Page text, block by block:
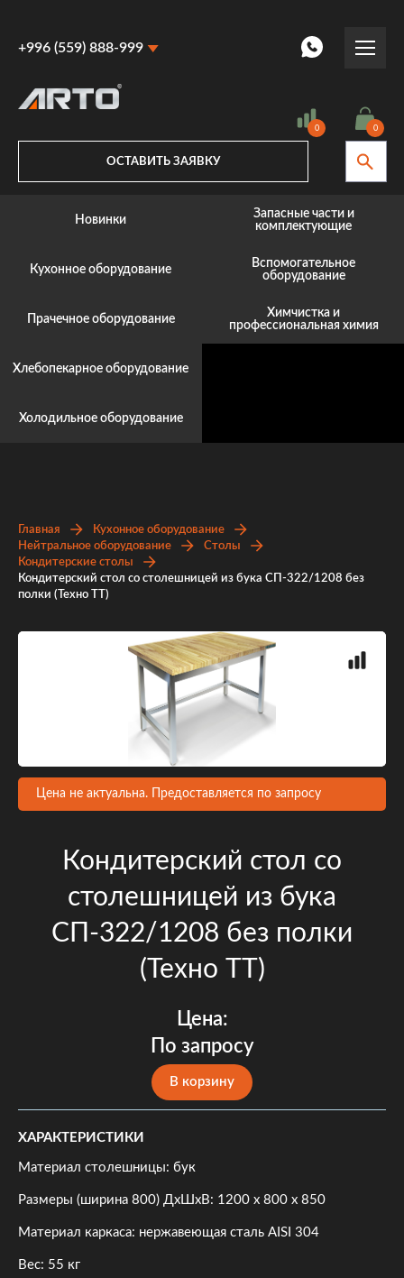
+996 (559) 888-999
+996 (559) 888-999
0 0
ОСТАВИТЬ ЗАЯВКУ
Новинки
Кухонное оборудование
Прачечное оборудование
Хлебопекарное оборудование
Холодильное оборудование
Запасные части и
комплектующие
Вспомогательное
оборудование
Химчистка и
профессиональная химия
Главная
Кухонное оборудование
Нейтральное оборудование
Столы
Кондитерские столы
Кондитерский стол со столешницей из бука СП-322/1208 без
полки (Техно ТТ)
Цена не актуальна. Предоставляется по запросу
Кондитерский стол со
столешницей из бука
СП-322/1208 без полки
(Техно ТТ)
Цена:
По запросу
В корзину
ХАРАКТЕРИСТИКИ
Материал столешницы: бук
Размеры (ширина 800) ДхШхВ: 1200 х 800 х 850
Материал каркаса: нержавеющая сталь AISI 304
Вес: 55 кг